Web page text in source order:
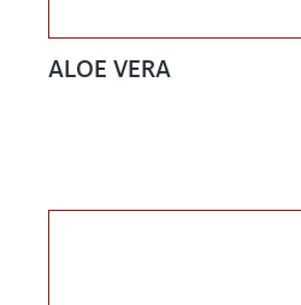
ALOE VERA